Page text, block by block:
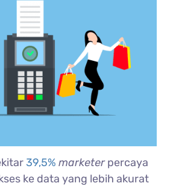
39,5% marketerpercaya
ke data yang lebih akurat